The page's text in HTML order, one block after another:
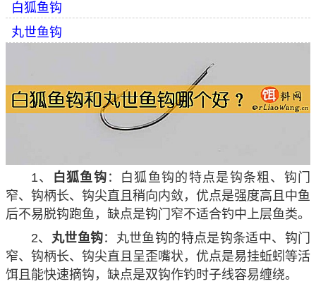
白狐鱼钩
丸世鱼钩
1、 白狐鱼钩 ：白狐鱼钩的特点是钩条粗、钩门
窄、钩柄长、钩尖直且稍向内敛，优点是强度高且中鱼
后不易脱钩跑鱼，缺点是钩门窄不适合钓中上层鱼类。
2、 丸世鱼钩：丸世鱼钩的特点是钩条适中、钩门
窄、钩柄长、钩尖直且呈歪嘴状，优点是易挂蚯蚓等活
饵且能快速摘钩，缺点是双钩作钓时子线容易缠绕。